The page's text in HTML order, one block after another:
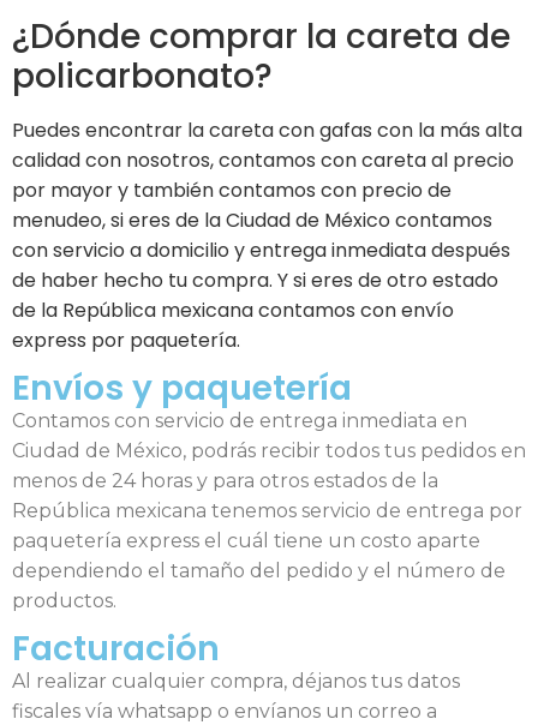
¿Dónde comprar la careta de
policarbonato?
Puedes encontrar la careta con gafas con la más alta
calidad con nosotros, contamos con careta al precio
por mayor y también contamos con precio de
menudeo, si eres de la Ciudad de México contamos
con servicio a domicilio y entrega inmediata después
de haber hecho tu compra. Y si eres de otro estado
de la República mexicana contamos con envío
express por paquetería.
Envíos y paquetería
Contamos con servicio de entrega inmediata en
Ciudad de México, podrás recibir todos tus pedidos en
menos de 24 horas y para otros estados de la
República mexicana tenemos servicio de entrega por
paquetería express el cuál tiene un costo aparte
dependiendo el tamaño del pedido y el número de
productos.
Facturación
Al realizar cualquier compra, déjanos tus datos
fiscales vía whatsapp o envíanos un correo a